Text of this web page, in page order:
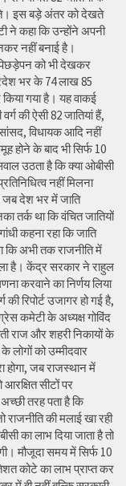
इस बड़े अंतर को देखते
ने कहा कि उन्होंने अपनी
नहीं बनाई है।
को भी देखकर
भर के 74 लाख 85
किया गया है। यह वाकई
की ऐसी 82 जातियां हैं,
विधायक आदि नहीं
होने के बाद भी सिर्फ 10
उठता है कि क्या ओबीसी
नहीं मिलना
जब देश भर में जाति
तर्क था कि वंचित जातियों
कहना रहा कि जाति
अभी तक राजनीति में
है। केंद्र सरकार ने राहुल
करवाने का निर्णय लिया
रिपोर्ट उजागर हो गई है,
कमेटी के अध्यक्ष गोविंद
राज और शहरी निकायों के
लोगों को उम्मीदवार
होगा, जब राजस्थान में
आरक्षित सीटों पर
अच्छी तरह पता है कि
राजनीति की मलाई खा रही
का लाभ दिया जाता है तो
मौजूदा समय में सिर्फ 10
कोटे का लाभ प्राप्त कर